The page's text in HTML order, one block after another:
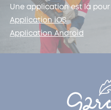
Une application est là pour
Application iOS
Application Android